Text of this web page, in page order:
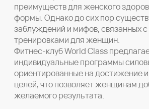
преимуществ для женского
формы. Однако до сих пор
заблуждений и мифов, связанных
тренировками для женщин.
Фитнес-клуб World Class
индивидуальные программы
ориентированные на достижение
целей, что позволяет женщинам
желаемого результата.